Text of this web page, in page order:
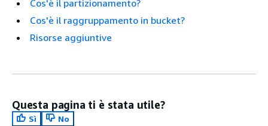
Cos'è il partizionamento?
Cos'è il raggruppamento in bucket?
Risorse aggiuntive
Questa pagina ti è stata utile?
Sì
No